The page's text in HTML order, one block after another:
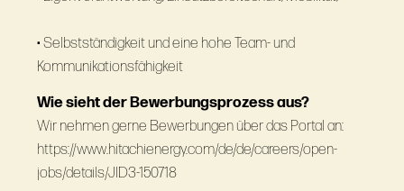
• Selbstständigkeit und eine hohe Team- und
Kommunikationsfähigkeit
Wie sieht der Bewerbungsprozess aus?
Wir nehmen gerne Bewerbungen über das Portal an:
https://www.hitachienergy.com/de/de/careers/open-
jobs/details/JID3-150718